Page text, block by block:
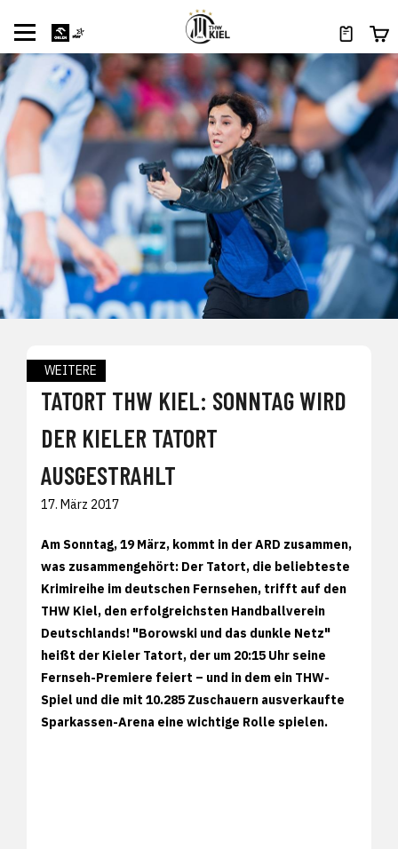
WEITERE
TATORT THW KIEL: SONNTAG WIRD
DER KIELER TATORT
AUSGESTRAHLT
17. März 2017
Am Sonntag, 19 März, kommt in der ARD zusammen,
was zusammengehört: Der Tatort, die beliebteste
Krimireihe im deutschen Fernsehen, trifft auf den
THW Kiel, den erfolgreichsten Handballverein
Deutschlands! "Borowski und das dunkle Netz"
heißt der Kieler Tatort, der um 20:15 Uhr seine
Fernseh-Premiere feiert – und in dem ein THW-
Spiel und die mit 10.285 Zuschauern ausverkaufte
Sparkassen-Arena eine wichtige Rolle spielen.